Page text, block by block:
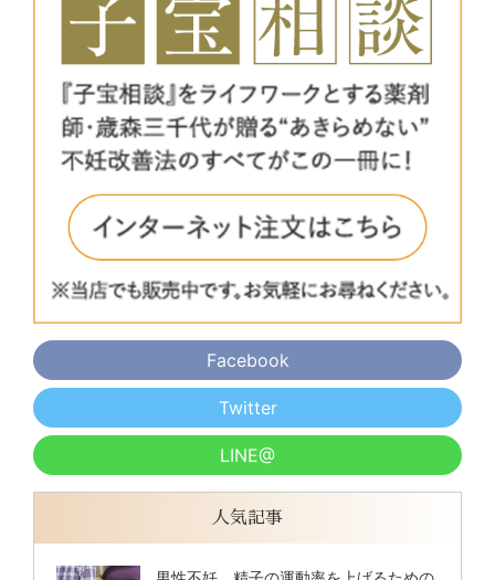
Facebook
Twitter
LINE@
人気記事